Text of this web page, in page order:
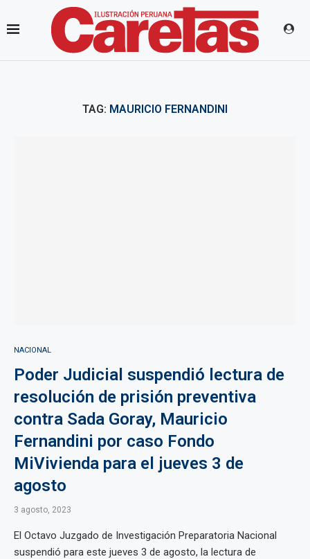
TAG: MAURICIO FERNANDINI
NACIONAL
Poder Judicial suspendió lectura de
resolución de prisión preventiva
contra Sada Goray, Mauricio
Fernandini por caso Fondo
MiVivienda para el jueves 3 de
agosto
3 agosto, 2023
El Octavo Juzgado de Investigación Preparatoria Nacional
suspendió para este jueves 3 de agosto, la lectura de